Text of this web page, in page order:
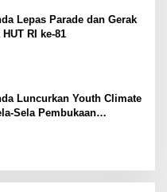
Lepas Parade dan Gerak
RI ke-81
Luncurkan Youth Climate
Sela Pembukaan